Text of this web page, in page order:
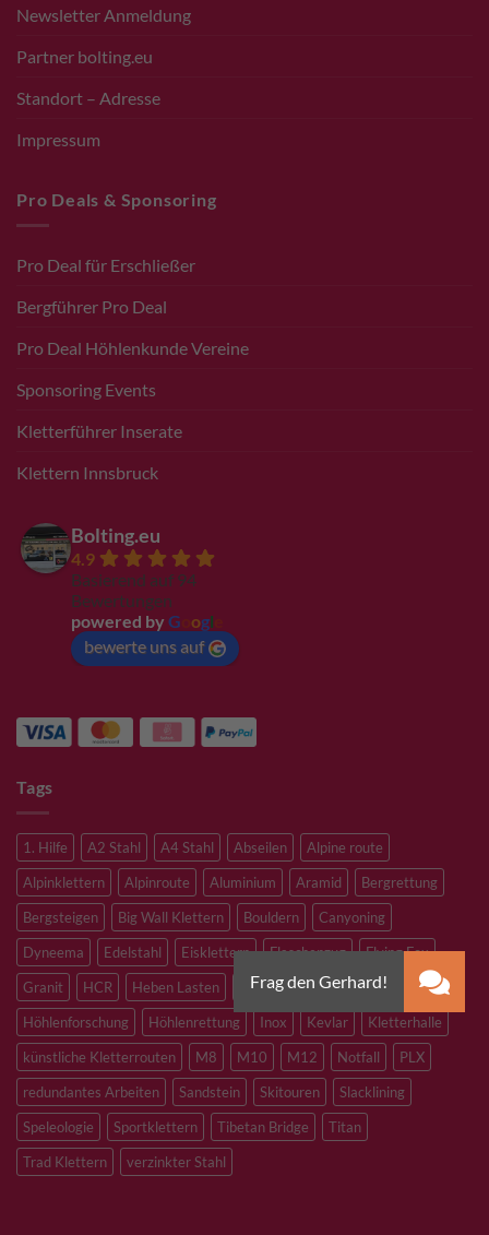
Newsletter Anmeldung
Partner bolting.eu
Standort – Adresse
Impressum
Pro Deals & Sponsoring
Pro Deal für Erschließer
Bergführer Pro Deal
Pro Deal Höhlenkunde Vereine
Sponsoring Events
Kletterführer Inserate
Klettern Innsbruck
Bolting.eu
4.9
Basierend auf 94
Bewertungen
powered by G ogl
bewerte uns auf
Tags
1. Hilfe A2 Stahl A4 Stahl Abseilen
Alpine route
Alpinklettern
Alpinroute Aluminium Aramid
Bergrettung
Bergsteigen
Big Wall Klettern Bouldern
Canyoning
Dyneema
Edelstahl Eisklettern Flaschenzug
Flying Fox
Granit
HCR Heben Lasten Hochtouren
Höhenarbeiten
Höhlenforschung
Höhlenrettung Inox Kevlar
Kletterhalle
künstliche Kletterrouten
M8 M10 M12 Notfall
PLX
redundantes Arbeiten
Sandstein Skitouren
Slacklining
Speleologie
Sportklettern Tibetan Bridge
Titan
Trad Klettern
verzinkter Stahl